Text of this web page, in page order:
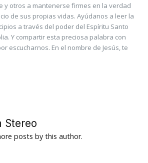
y otros a mantenerse firmes en la verdad
de sus propias vidas. Ayúdanos a leer la
a través del poder del Espíritu Santo
Y compartir esta preciosa palabra con
escucharnos. En el nombre de Jesús, te
Stereo
posts by this author.